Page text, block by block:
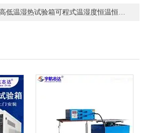
低温湿热试验箱可程式温湿度恒温恒湿箱